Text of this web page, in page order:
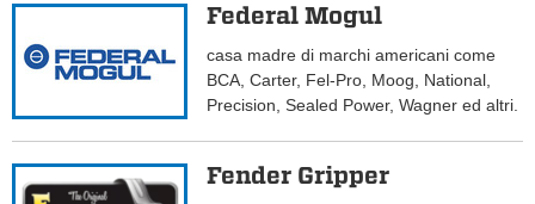
Federal Mogul
casa madre di marchi americani come
BCA, Carter, Fel-Pro, Moog, National,
Precision, Sealed Power, Wagner ed altri.
Fender Gripper